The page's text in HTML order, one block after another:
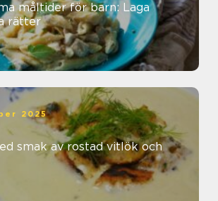
måltider för barn: Laga
rätter
2025
smak av rostad vitlök och